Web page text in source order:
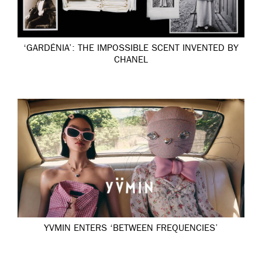
‘GARDÉNIA’: THE IMPOSSIBLE SCENT INVENTED BY
CHANEL
YVMIN ENTERS ‘BETWEEN FREQUENCIES’